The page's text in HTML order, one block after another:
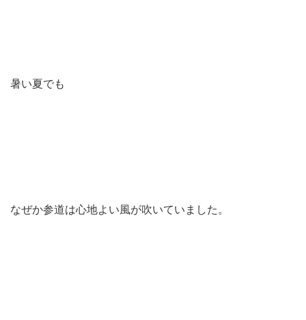
暑い夏でも
なぜか参道は心地よい風が吹いていました。